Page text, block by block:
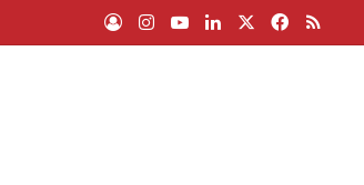
ملخص الموقع RSS
فيسبوك لينكدإن ‫YouTube
انستقرام